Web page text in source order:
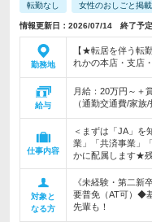
転勤なし 女性のおしごと掲
情報更新日：2026/07/14 終了予
勤務地
【★転居を伴う転
れかの本店・支店
給与
月給：20万円～＋
（通勤交通費/家
仕事内容
＜まずは「JA」を
業」「共済事業」
かに配属します★
対象と
なる方
《未経験・第二
要普免（AT可）◆
先輩も！